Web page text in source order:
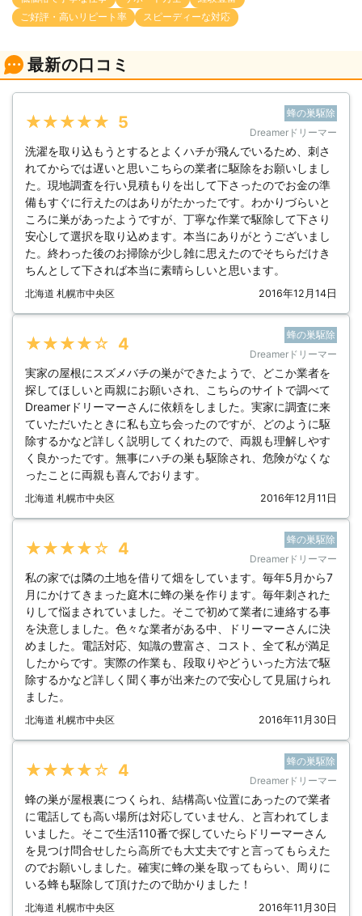
ご好評・高いリピート率
スピーディーな対応
最新の口コミ
★★★★★ 5
蜂の巣駆除
Dreamerドリーマー
洗濯を取り込もうとするとよくハチが飛んでいるため、刺さ
れてからでは遅いと思いこちらの業者に駆除をお願いしまし
た。現地調査を行い見積もりを出して下さったのでお金の準
備もすぐに行えたのはありがたかったです。わかりづらいと
ころに巣があったようですが、丁寧な作業で駆除して下さり
安心して選択を取り込めます。本当にありがとうございまし
た。終わった後のお掃除が少し雑に思えたのでそちらだけき
ちんとして下されば本当に素晴らしいと思います。
北海道 札幌市中央区 2016年12月14日
★★★★★ 4
蜂の巣駆除
Dreamerドリーマー
実家の屋根にスズメバチの巣ができたようで、どこか業者を
探してほしいと両親にお願いされ、こちらのサイトで調べて
Dreamerドリーマーさんに依頼をしました。実家に調査に来
ていただいたときに私も立ち会ったのですが、どのように駆
除するかなど詳しく説明してくれたので、両親も理解しやす
く良かったです。無事にハチの巣も駆除され、危険がなくな
ったことに両親も喜んでおります。
北海道 札幌市中央区 2016年12月11日
★★★★★ 4
蜂の巣駆除
Dreamerドリーマー
私の家では隣の土地を借りて畑をしています。毎年5月から7
月にかけてきまった庭木に蜂の巣を作ります。毎年刺された
りして悩まされていました。そこで初めて業者に連絡する事
を決意しました。色々な業者がある中、ドリーマーさんに決
めました。電話対応、知識の豊富さ、コスト、全て私が満足
したからです。実際の作業も、段取りやどういった方法で駆
除するかなど詳しく聞く事が出来たので安心して見届けられ
ました。
北海道 札幌市中央区 2016年11月30日
★★★★★ 4
蜂の巣駆除
Dreamerドリーマー
蜂の巣が屋根裏につくられ、結構高い位置にあったので業者
に電話しても高い場所は対応していません、と言われてしま
いました。そこで生活110番で探していたらドリーマーさん
を見つけ問合せしたら高所でも大丈夫ですと言ってもらえた
のでお願いしました。確実に蜂の巣を取ってもらい、周りに
いる蜂も駆除して頂けたので助かりました！
北海道 札幌市中央区 2016年11月30日